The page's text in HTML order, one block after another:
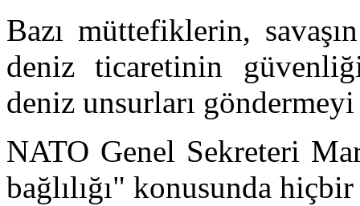
Bazı müttefiklerin,
deniz ticaretinin
deniz unsurları
NATO Genel Sekreteri
bağlılığı" konusunda